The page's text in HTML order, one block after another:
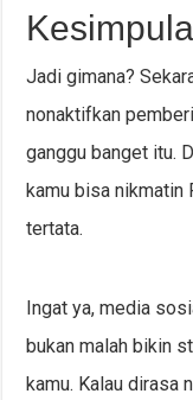
Jadi gimana?
nonaktifkan
ganggu banget itu.
kamu bisa nikmatin
tertata.
Ingat ya, media
bukan malah bikin
kamu. Kalau dirasa